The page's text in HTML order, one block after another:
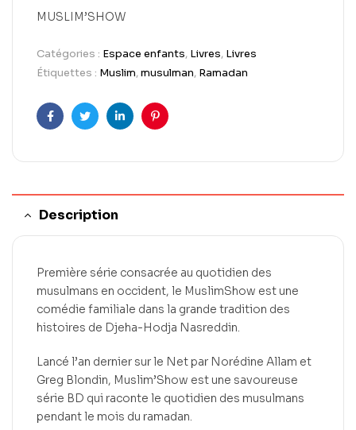
MUSLIM’SHOW
Catégories : Espace enfants, Livres, Livres
Étiquettes : Muslim,musulman, Ramadan
FacebookTwitterLinkedInPinterest
Description
Première série consacrée au quotidien des
musulmans en occident, le MuslimShow est une
comédie familiale dans la grande tradition des
histoires de Djeha-Hodja Nasreddin.
Lancé l’an dernier sur le Net par Norédine Allam et
Greg Blondin, Muslim’Show est une savoureuse
série BD qui raconte le quotidien des musulmans
pendant le mois du ramadan.